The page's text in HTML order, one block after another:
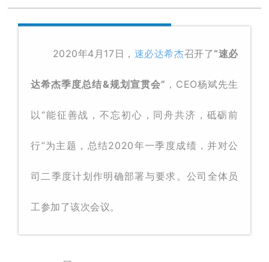
2020年4月17日， 速必达希杰召开了“速必
达希杰季度总结&规划宣贯会” ，CEO杨斌先生
以“能征善战，不忘初心，同舟共济，砥砺前
行”为主题，总结2020年一季度成绩，并对公
司二季度计划作明确部署与要求。公司全体员
工参加了该次会议。